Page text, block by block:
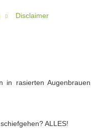
Disclaimer
in rasierten Augenbrauen
ALLES!